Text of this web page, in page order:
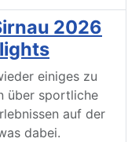
2026
einiges zu
über sportliche
auf der
dabei.